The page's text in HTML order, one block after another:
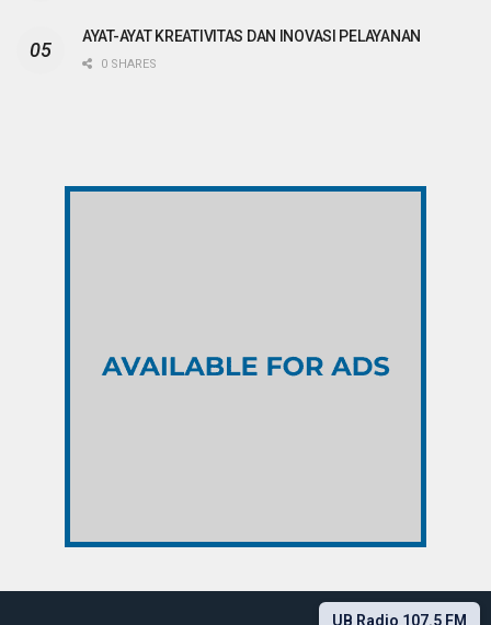
AYAT-AYAT KREATIVITAS DAN INOVASI PELAYANAN
0 SHARES
UB Radio 107.5 FM